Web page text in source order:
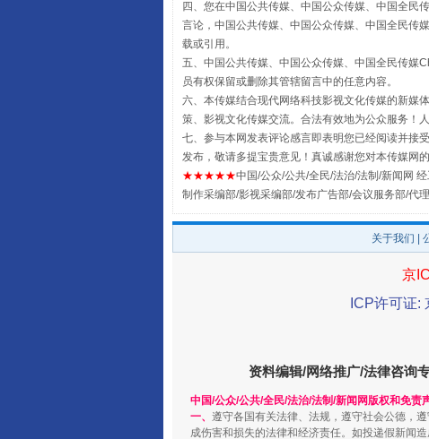
事关残疾人未来5年
规模最大的光氢储一体化项目
四、您在中国公共传媒、中国公众传媒、中国全
言论，中国公共传媒、中国公众传媒、中国全民
载或引用。
五、中国公共传媒、中国公众传媒、中国全民传媒
员有权保留或删除其管辖留言中的任意内容。
六、本传媒结合现代网络科技影视文化传媒的新媒
策、影视文化传媒交流。合法有效地为公众服务！人
七、参与本网发表评论感言即表明您已经阅读并接
发布，敬请多提宝贵意见！真诚感谢您对本传媒网
★★★★★中国/公众/公共/全民/法治/法制/新闻网
制作采编部/影视采编部/发布广告部/会议服务部/代理
关于我们
京
ICP许可证:
资料编辑/网络推广/法律咨询
中国/公众/公共/全民/法治/法制/新闻网版权和免责
一、 遵守各国有关法律、法规，遵守社会公德，
成伤害和损失的法律和经济责任。如投递假新闻